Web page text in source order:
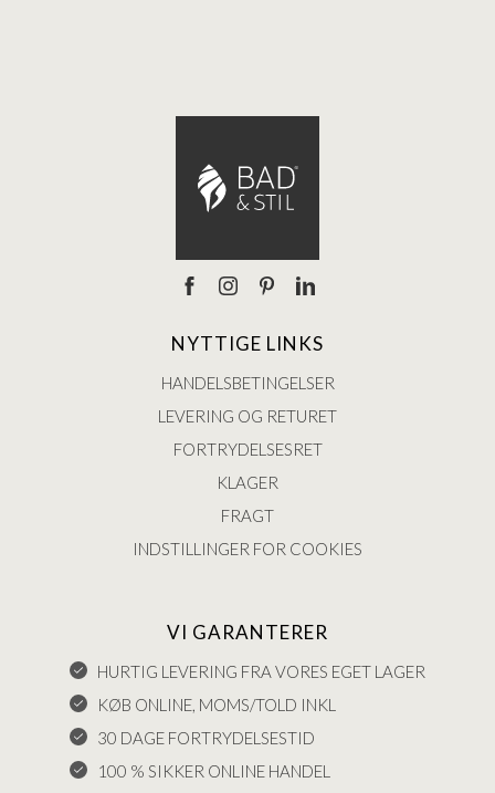
NYTTIGE LINKS
HANDELSBETINGELSER
LEVERING OG RETURET
FORTRYDELSESRET
KLAGER
FRAGT
INDSTILLINGER FOR COOKIES
VI GARANTERER
HURTIG LEVERING FRA VORES EGET LAGER
KØB ONLINE, MOMS/TOLD INKL
30 DAGE FORTRYDELSESTID
100 % SIKKER ONLINE HANDEL